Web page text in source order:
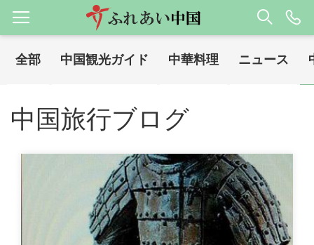
ホーム / 中国旅行ブログ 中国文化
中国旅行ブログ
全部 中国観光ガイド 中華料理 ニュース